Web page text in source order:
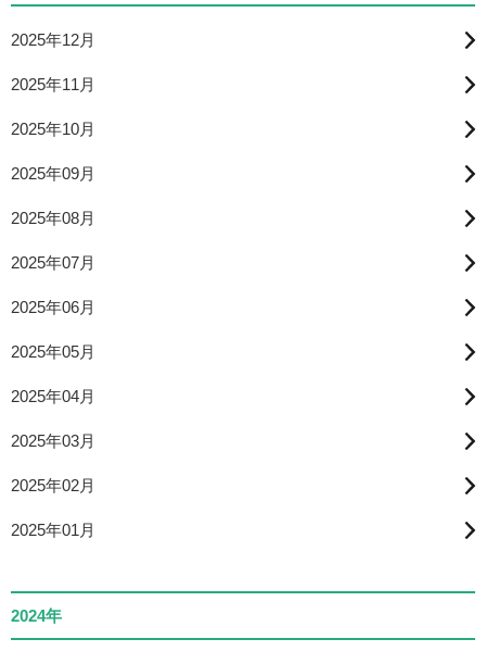
2025年12月
2025年11月
2025年10月
2025年09月
2025年08月
2025年07月
2025年06月
2025年05月
2025年04月
2025年03月
2025年02月
2025年01月
2024年